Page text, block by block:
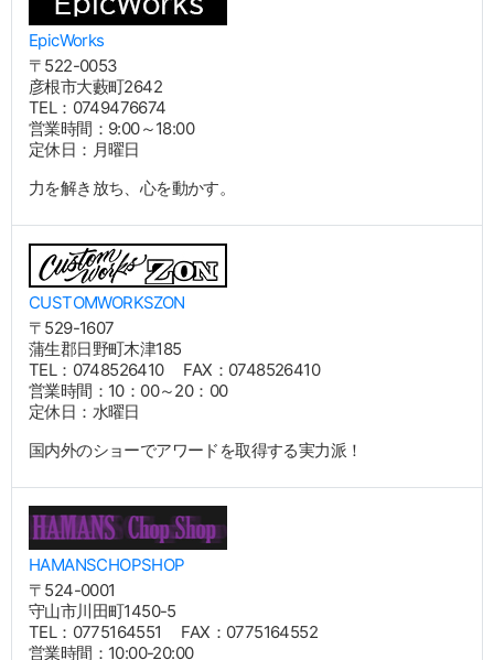
EpicWorks
〒522-0053
彦根市大藪町2642
TEL：0749476674
営業時間：9:00～18:00
定休日：月曜日
力を解き放ち、心を動かす。
CUSTOMWORKSZON
〒529-1607
蒲生郡日野町木津185
TEL：0748526410 FAX：0748526410
営業時間：10：00～20：00
定休日：水曜日
国内外のショーでアワードを取得する実力派！
HAMANSCHOPSHOP
〒524-0001
守山市川田町1450-5
TEL：0775164551 FAX：0775164552
営業時間：10:00-20:00